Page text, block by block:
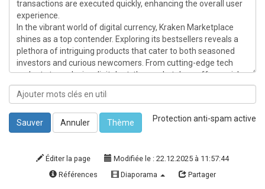
Sauver Annuler Thème Protection anti-spam active
Éditer la page
Modifiée le : 22.12.2025 à 11:57:44
Références
Diaporama Partager